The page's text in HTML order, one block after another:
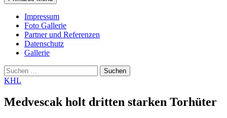
Impressum
Foto Gallerie
Partner und Referenzen
Datenschutz
Gallerie
Suchen
nach:
KHL
Medvescak holt dritten starken Torhüter